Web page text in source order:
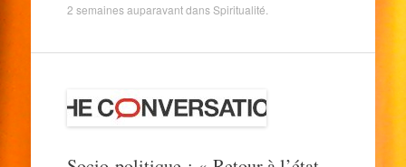
2 semaines auparavantdansSpiritualité